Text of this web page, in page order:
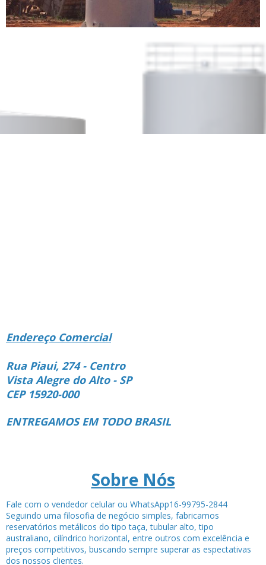
Endereço Comercial
Rua Piaui, 274 - Centro
Vista Alegre do Alto - SP
CEP 15920-000
ENTREGAMOS EM TODO BRASIL
Sobre Nós
Fale com o vendedor celular ou WhatsApp16-99795-2844
Seguindo uma filosofia de negócio simples, fabricamos
reservatórios metálicos do tipo taça, tubular alto, tipo
australiano, cilíndrico horizontal, entre outros com excelência e
preços competitivos, buscando sempre superar as espectativas
dos nossos clientes.